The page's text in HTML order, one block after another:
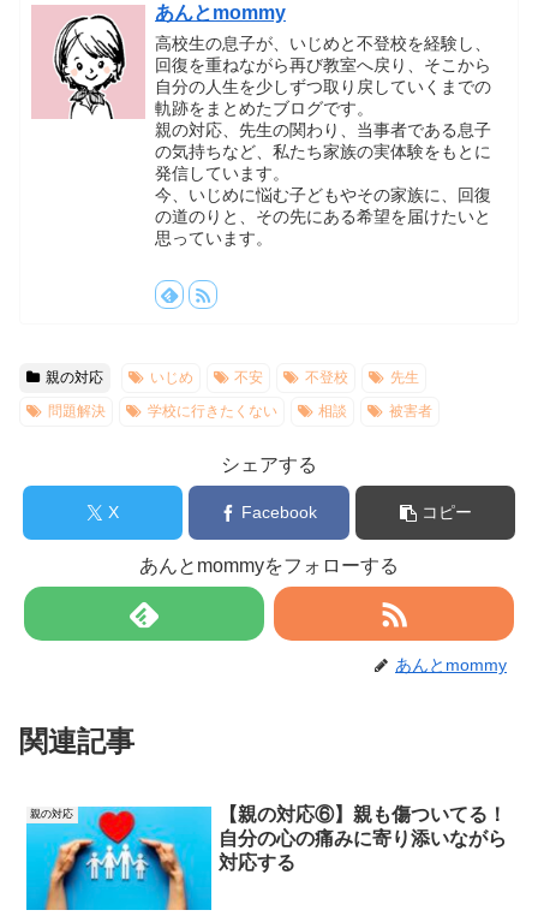
あんとmommy
高校生の息子が、いじめと不登校を経験し、
回復を重ねながら再び教室へ戻り、そこから
自分の人生を少しずつ取り戻していくまでの
軌跡をまとめたブログです。
親の対応、先生の関わり、当事者である息子
の気持ちなど、私たち家族の実体験をもとに
発信しています。
今、いじめに悩む子どもやその家族に、回復
の道のりと、その先にある希望を届けたいと
思っています。
親の対応 いじめ 不安 不登校
先生
問題解決
学校に行きたくない 相談 被害者
シェアする
X Facebook コピー
あんとmommyをフォローする
あんとmommy
関連記事
親の対応
【親の対応⑥】親も傷ついてる！
自分の心の痛みに寄り添いながら
対応する